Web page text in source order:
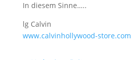
In diesem Sinne…..
lg Calvin
www.calvinhollywood-store.com